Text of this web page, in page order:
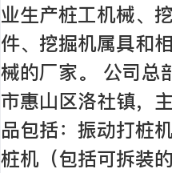
业生产桩工机械、
件、挖掘机属具和
械的厂家。 公司总
市惠山区洛社镇，
品包括：振动打桩
桩机（包括可拆装